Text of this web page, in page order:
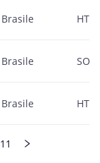
Brasile HTTP
Brasile
Brasile
11